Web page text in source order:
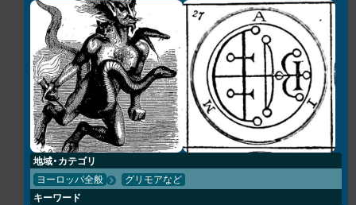
地域・カテゴリ
ヨーロッパ全般 グリモアなど
キーワード